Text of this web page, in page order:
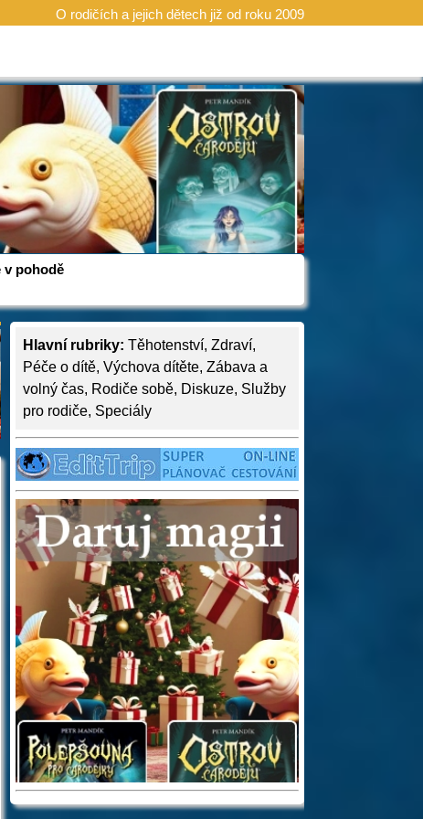
O rodičích a jejich dětech již od roku 2009
v pohodě
Hlavní rubriky: Těhotenství, Zdraví,
Péče o dítě, Výchova dítěte, Zábava a
volný čas, Rodiče sobě, Diskuze, Služby
pro rodiče, Speciály